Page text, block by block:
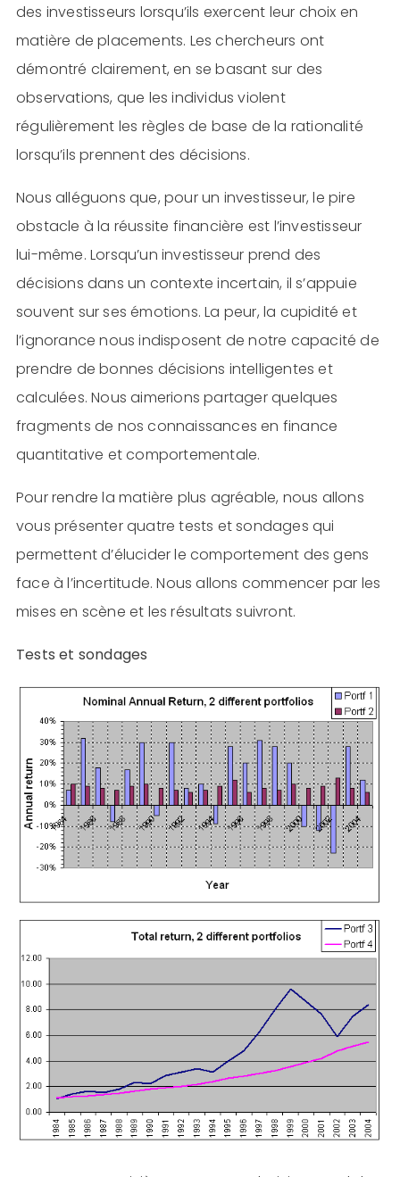
des investisseurs lorsqu’ils exercent leur choix en
matière de placements. Les chercheurs ont
démontré clairement, en se basant sur des
observations, que les individus violent
régulièrement les règles de base de la rationalité
lorsqu’ils prennent des décisions.
Nous alléguons que, pour un investisseur, le pire
obstacle à la réussite financière est l’investisseur
lui-même. Lorsqu’un investisseur prend des
décisions dans un contexte incertain, il s’appuie
souvent sur ses émotions. La peur, la cupidité et
l’ignorance nous indisposent de notre capacité de
prendre de bonnes décisions intelligentes et
calculées. Nous aimerions partager quelques
fragments de nos connaissances en finance
quantitative et comportementale.
Pour rendre la matière plus agréable, nous allons
vous présenter quatre tests et sondages qui
permettent d’élucider le comportement des gens
face à l’incertitude. Nous allons commencer par les
mises en scène et les résultats suivront.
Tests et sondages